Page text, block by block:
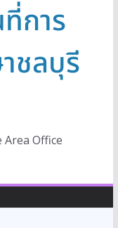
การ
ชลบุรี
Area Office